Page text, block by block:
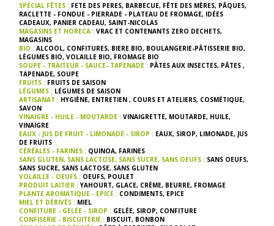
SPÉCIAL FÊTES : FETE DES PERES, BARBECUE, FÊTE DES MÈRES, PÂQUES,
RACLETTE - FONDUE - PIERRADE - PLATEAU DE FROMAGE, IDÉES
CADEAUX, PANIER CADEAU, SAINT-NICOLAS
MAGASINS ET HORECA :VRAC ET CONTENANTS ZERO DECHETS,
MAGASINS
BIO :ALCOOL, CONFITURES, BIERE BIO, BOULANGERIE-PÂTISSERIE BIO,
LÉGUMES BIO, VOLAILLE BIO, FROMAGE BIO
SOUPE - TRAITEUR - SAUCE- TAPENADE : PÂTES AUX INSECTES, PÂTES,
TAPENADE, SOUPE
FRUITS : FRUITS DE SAISON
LÉGUMES : LÉGUMES DE SAISON
ARTISANAT : HYGIÈNE, ENTRETIEN, COURS ET ATELIERS, COSMÉTIQUE,
SAVON
VINAIGRE - HUILE - MOUTARDE :VINAIGRETTE, MOUTARDE, HUILE,
VINAIGRE
EAUX - JUS DE FRUIT - LIMONADE - SIROP : EAUX, SIROP, LIMONADE, JUS
DE FRUITS
CÉRÉALES - FARINES : QUINOA, FARINES
SANS GLUTEN, SANS LACTOSE, SANS SUCRE, SANS OEUFS : SANS OEUFS,
SANS SUCRE, SANS LACTOSE, SANS GLUTEN
VOLAILLE - OEUFS : OEUFS, POULET
PRODUIT LAITIER :YAHOURT, GLACE, CRÈME, BEURRE, FROMAGE
PLANTE AROMATIQUE - EPICE : CONDIMENTS, EPICE
MIEL ET DÉRIVÉS : MIEL
CONFITURE - GELÉE - SIROP : GELÉE, SIROP, CONFITURE
CONFISERIE - BISCUITERIE : BISCUIT, BONBON